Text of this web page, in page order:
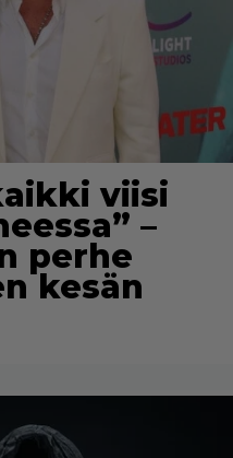
viisi
–
perhe
kesän